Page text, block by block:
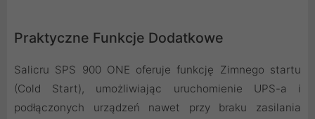
Praktyczne Funkcje Dodatkowe
Salicru SPS 900 ONE oferuje funkcję Zimnego startu
(Cold Start), umożliwiając uruchomienie UPS-a i
podłączonych urządzeń nawet przy braku zasilania